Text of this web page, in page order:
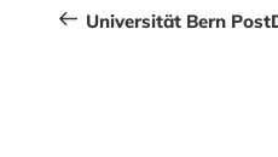
Beitrag
Universität Bern